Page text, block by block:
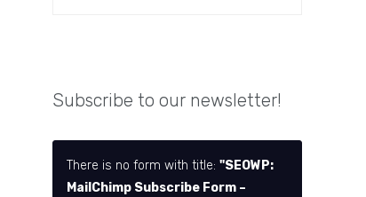
Subscribe to our newsletter!
There is no form with title:"SEOWP:
MailChimp Subscribe Form –